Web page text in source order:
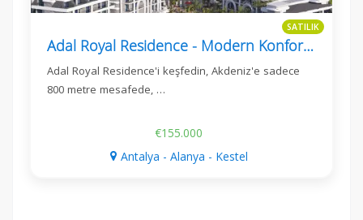
SATILIK
Adal Royal Residence - Modern Konfor Kestel'de, Alanya
Adal Royal Residence'i keşfedin, Akdeniz'e sadece
800 metre mesafede, …
€155.000
Antalya - Alanya - Kestel